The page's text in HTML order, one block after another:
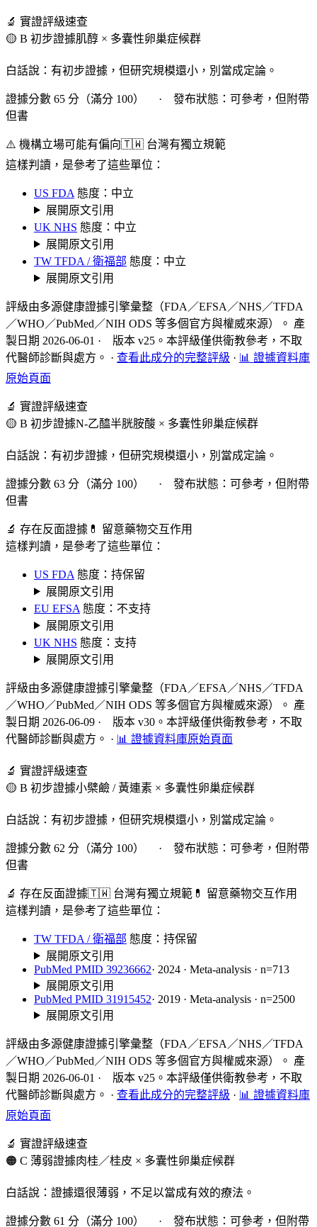
🔬 實證評級速查
🟡 B 初步證據肌醇 × 多囊性卵巢症候群
白話說：有初步證據，但研究規模還小，別當成定論。
證據分數 65 分（滿分 100） · 發布狀態：可參考，但附帶
但書
⚠️ 機構立場可能有偏向🇹🇼 台灣有獨立規範
這樣判讀，是參考了這些單位：
US FDA 態度：中立
展開原文引用
UK NHS 態度：中立
展開原文引用
TW TFDA / 衛福部 態度：中立
展開原文引用
評級由多源健康證據引擎彙整（FDA／EFSA／NHS／TFDA
／WHO／PubMed／NIH ODS 等多個官方與權威來源）。 產
製日期 2026-06-01 · 版本 v25。本評級僅供衛教參考，不取
代醫師診斷與處方。 · 查看此成分的完整評級 · 📊 證據資料庫
原始頁面
🔬 實證評級速查
🟡 B 初步證據N-乙醯半胱胺酸 × 多囊性卵巢症候群
白話說：有初步證據，但研究規模還小，別當成定論。
證據分數 63 分（滿分 100） · 發布狀態：可參考，但附帶
但書
🔬 存在反面證據 💊 留意藥物交互作用
這樣判讀，是參考了這些單位：
US FDA 態度：持保留
展開原文引用
EU EFSA 態度：不支持
展開原文引用
UK NHS 態度：支持
展開原文引用
評級由多源健康證據引擎彙整（FDA／EFSA／NHS／TFDA
／WHO／PubMed／NIH ODS 等多個官方與權威來源）。 產
製日期 2026-06-09 · 版本 v30。本評級僅供衛教參考，不取
代醫師診斷與處方。 · 📊 證據資料庫原始頁面
🔬 實證評級速查
🟡 B 初步證據小檗鹼 / 黃連素 × 多囊性卵巢症候群
白話說：有初步證據，但研究規模還小，別當成定論。
證據分數 62 分（滿分 100） · 發布狀態：可參考，但附帶
但書
🔬 存在反面證據🇹🇼 台灣有獨立規範 💊 留意藥物交互作用
這樣判讀，是參考了這些單位：
TW TFDA / 衛福部 態度：持保留
展開原文引用
PubMed PMID 39236662· 2024 · Meta-analysis · n=713
展開原文引用
PubMed PMID 31915452· 2019 · Meta-analysis · n=2500
展開原文引用
評級由多源健康證據引擎彙整（FDA／EFSA／NHS／TFDA
／WHO／PubMed／NIH ODS 等多個官方與權威來源）。 產
製日期 2026-06-01 · 版本 v25。本評級僅供衛教參考，不取
代醫師診斷與處方。 · 查看此成分的完整評級 · 📊 證據資料庫
原始頁面
🔬 實證評級速查
🟠 C 薄弱證據肉桂／桂皮 × 多囊性卵巢症候群
白話說：證據還很薄弱，不足以當成有效的療法。
證據分數 61 分（滿分 100） · 發布狀態：可參考，但附帶